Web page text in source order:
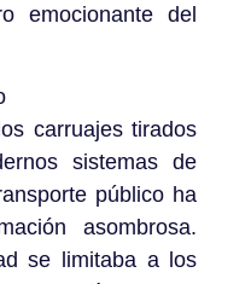
emocionante del
carruajes tirados
sistemas de
público ha
asombrosa.
se limitaba a los